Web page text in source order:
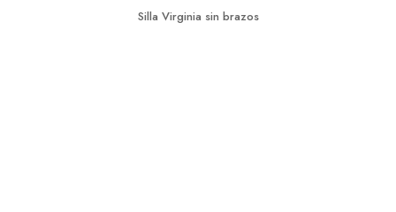
Silla Virginia sin brazos